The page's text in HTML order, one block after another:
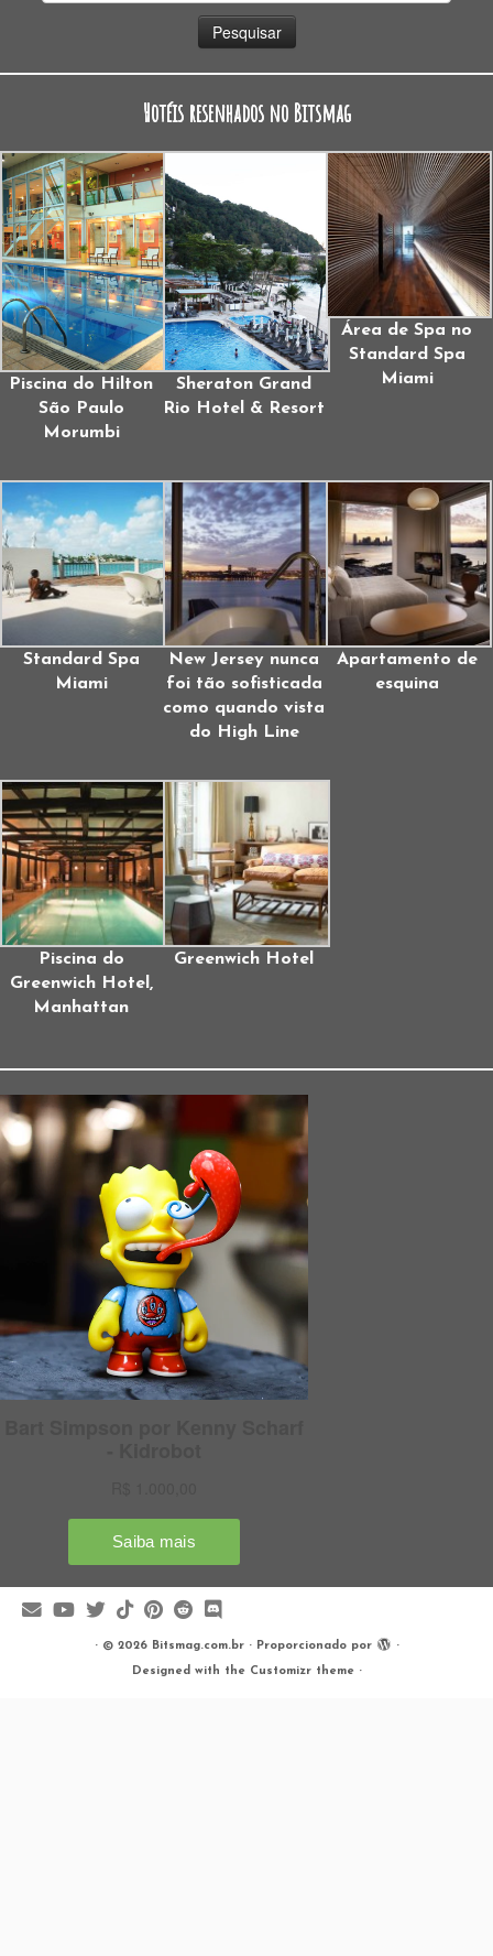
Hotéis resenhados no Bitsmag
Piscina do Hilton
São Paulo
Morumbi
Sheraton Grand
Rio Hotel & Resort
Área de Spa no
Standard Spa
Miami
Standard Spa
Miami
New Jersey nunca
foi tão sofisticada
como quando vista
do High Line
Apartamento de
esquina
Piscina do
Greenwich Hotel,
Manhattan
Greenwich Hotel
· © 2026 Bitsmag.com.br· Proporcionado por ·
Designed with the Customizr theme ·